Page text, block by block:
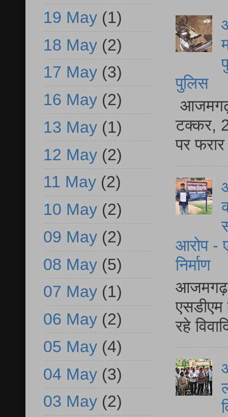
पुलिस
आजमगढ़
टक्कर,
पर
आरोप -
निर्माण
आजमगढ़
एसडीएम
रहे
19 May (1)
18 May (2)
17 May (3)
16 May (2)
13 May (1)
12 May (2)
11 May (2)
10 May (2)
09 May (2)
08 May (5)
07 May (1)
06 May (2)
05 May (4)
04 May (3)
03 May (2)